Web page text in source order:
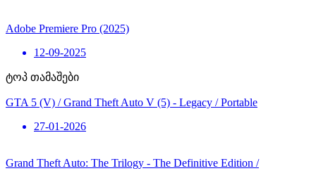
Adobe Premiere Pro (2025)
12-09-2025
ტოპ თამაშები
GTA 5 (V) / Grand Theft Auto V (5) - Legacy / Portable
27-01-2026
Grand Theft Auto: The Trilogy - The Definitive Edition /